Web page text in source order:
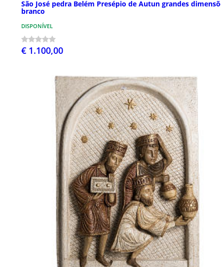
São José pedra Belém Presépio de Autun grandes
branco
DISPONÍVEL
€ 1.100,00